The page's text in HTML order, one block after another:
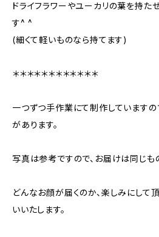
ドライフラワーやユーカリの葉を持た
す^ ^
(細くて軽いものなら持てます)
＊＊＊＊＊＊＊＊＊＊＊＊
一つずつ手作業にて制作していますの
があります。
写真は参考ですので、お届けは同じも
どんなお顔が届くのか、楽しみにして
いいたします。